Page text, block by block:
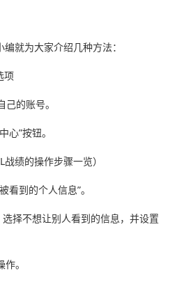
就为大家介绍几种方法：
项
的账号。
心”按钮。
看到的个人信息”。
择不想让别人看到的信息，并设置
。